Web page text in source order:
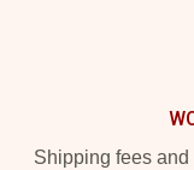
Shipping fees